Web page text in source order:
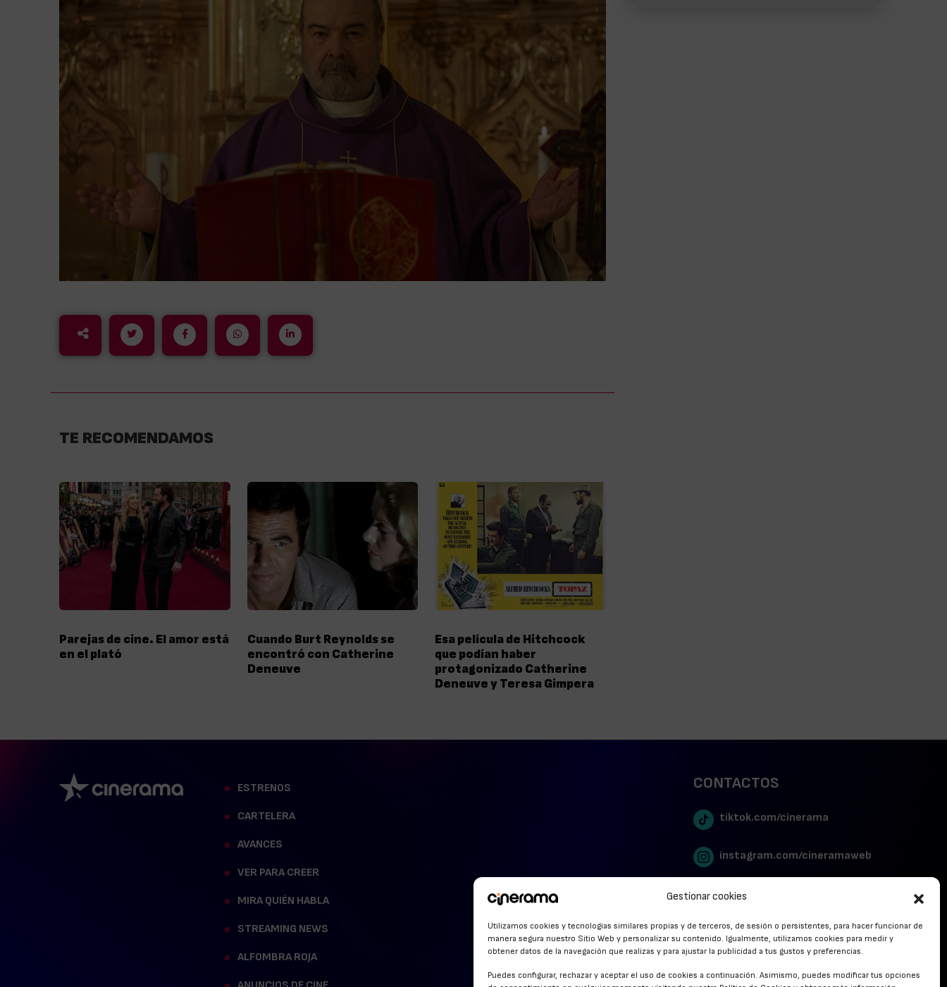
Gestionar cookies
Utilizamos cookies y tecnologías similares propias y de terceros, de sesión o persistentes, para hacer funcionar de
manera segura nuestro Sitio Web y personalizar su contenido. Igualmente, utilizamos cookies para medir y
obtener datos de la navegación que realizas y para ajustar la publicidad a tus gustos y preferencias.
Puedes configurar, rechazar y aceptar el uso de cookies a continuación. Asimismo, puedes modificar tus opciones
TE RECOMENDAMOS
Parejas de cine. El amor está
en el plató
Cuando Burt Reynolds se
encontró con Catherine
Deneuve
Esa película de Hitchcock
que podían haber
protagonizado Catherine
Deneuve y Teresa Gimpera
ESTRENOS
CARTELERA
AVANCES
VER PARA CREER
MIRA QUIÉN HABLA
STREAMING NEWS
ALFOMBRA ROJA
CONTACTOS
tiktok.com/cinerama
instagram.com/cineramaweb
twitter.com/cinerames
Youtube Canal Cinerama